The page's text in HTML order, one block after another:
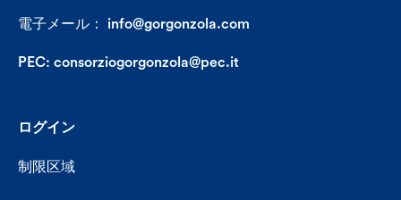
電子メール： info@gorgonzola.com
PEC: consorziogorgonzola@pec.it
ログイン
制限区域